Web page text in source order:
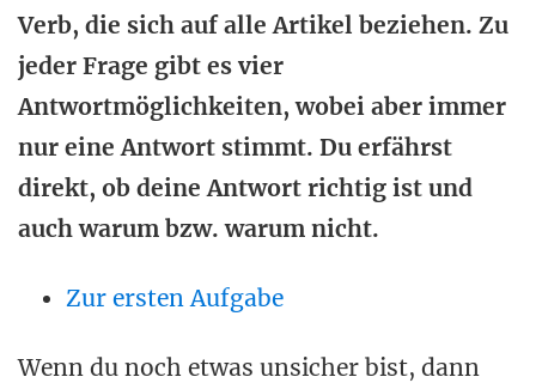
Verb, die sich auf alle Artikel beziehen. Zu
jeder Frage gibt es vier
Antwortmöglichkeiten, wobei aber immer
nur eine Antwort stimmt. Du erfährst
direkt, ob deine Antwort richtig ist und
auch warum bzw. warum nicht.
Zur ersten Aufgabe
Wenn du noch etwas unsicher bist, dann